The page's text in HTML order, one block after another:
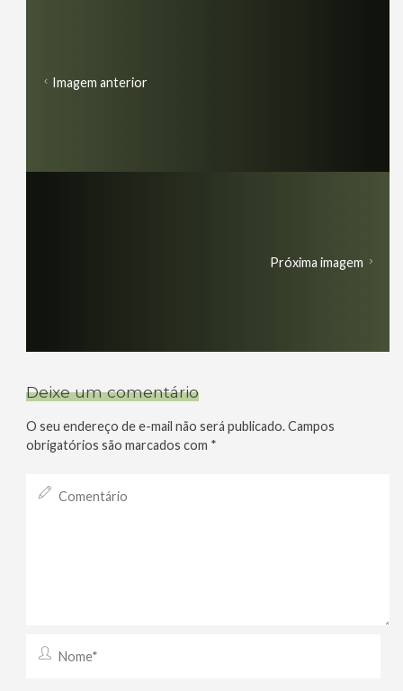
Imagem anterior
Próxima imagem
Deixe um comentário
O seu endereço de e-mail não será publicado.Campos
obrigatórios são marcados com *